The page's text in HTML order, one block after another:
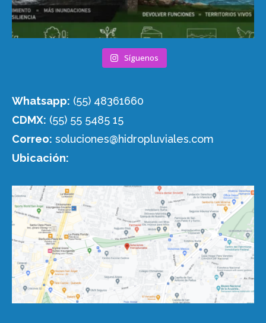
Síguenos
Whatsapp: (55) 48361660
CDMX: (55) 55 5485 15
Correo: soluciones@hidropluviales.com
Ubicación: